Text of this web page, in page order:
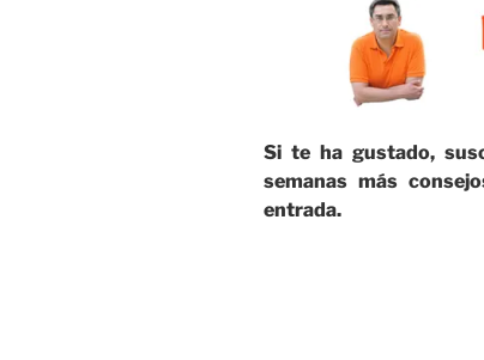
Si te ha gustado,
semanas más
entrada.